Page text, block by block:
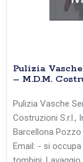
Pulizia
– M.D.M.
Pulizia Vasche
Costruzioni S.r.l.,
Barcellona
Email: - si